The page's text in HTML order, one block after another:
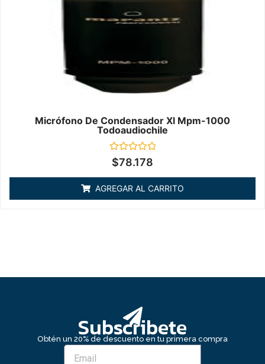
Micrófono De Condensador Xl Mpm-1000
Todoaudiochile
Valorado
en
5
$78.178
AGREGAR AL CARRITO
Subscribete
Obtén un 20% de descuento en tu primera compra